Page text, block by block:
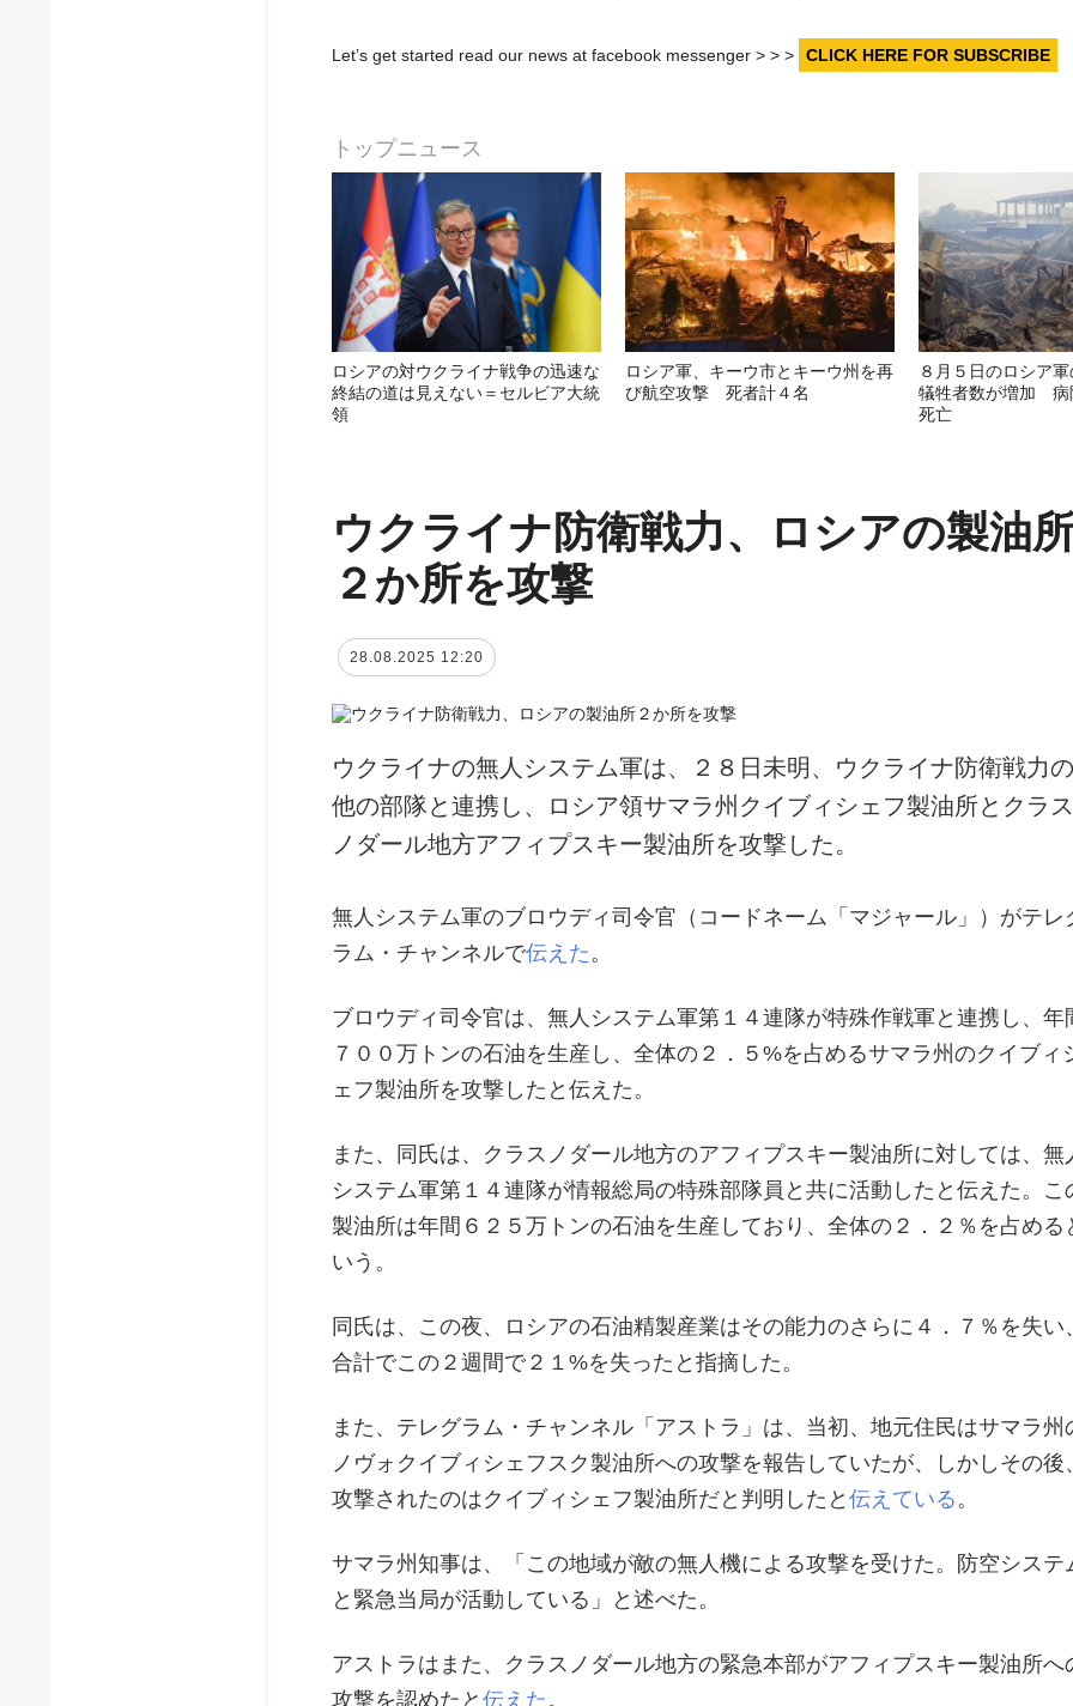
Let’s get started read our news at facebook messenger > > > CLICK HERE FOR SUBSCRIBE
トップニュース
ロシアの対ウクライナ戦争の迅速な
終結の道は見えない＝セルビア大統
領
ロシア軍、キーウ市とキーウ州を再
び航空攻撃 死者計４名
８月５日のロシア
犠牲者数が増加 病
死亡
ウクライナ防衛戦力、ロシアの製油
２か所を攻撃
28.08.2025 12:20
ウクライナの無人システム軍は、２８日未明、ウクライナ防衛戦力の
他の部隊と連携し、ロシア領サマラ州クイブィシェフ製油所とクラス
ノダール地方アフィプスキー製油所を攻撃した。
無人システム軍のブロウディ司令官（コードネーム「マジャール」）がテレ
ラム・チャンネルで伝えた 。
ブロウディ司令官は、無人システム軍第１４連隊が特殊作戦軍と連携し、年
７００万トンの石油を生産し、全体の２．５%を占めるサマラ州のクイブィ
ェフ製油所を攻撃したと伝えた。
また、同氏は、クラスノダール地方のアフィプスキー製油所に対しては、無
システム軍第１４連隊が情報総局の特殊部隊員と共に活動したと伝えた。こ
製油所は年間６２５万トンの石油を生産しており、全体の２．２％を占める
いう。
同氏は、この夜、ロシアの石油精製産業はその能力のさらに４．７％を失い
合計でこの２週間で２１%を失ったと指摘した。
また、テレグラム・チャンネル「アストラ」は、当初、地元住民はサマラ州
ノヴォクイブィシェフスク製油所への攻撃を報告していたが、しかしその後
攻撃されたのはクイブィシェフ製油所だと判明したと 伝えている 。
サマラ州知事は、「この地域が敵の無人機による攻撃を受けた。防空システ
と緊急当局が活動している」と述べた。
アストラはまた、クラスノダール地方の緊急本部がアフィプスキー製油所へ
攻撃を認めたと 伝えた 。